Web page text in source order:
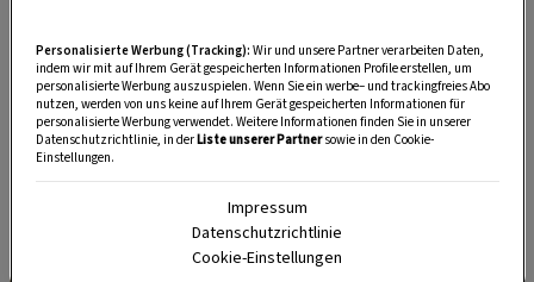
Personalisierte Werbung (Tracking): Wir und unsere Partner verarbeiten Daten,
indem wir mit auf Ihrem Gerät gespeicherten Informationen Profile erstellen, um
personalisierte Werbung auszuspielen. Wenn Sie ein werbe– und trackingfreies Abo
nutzen, werden von uns keine auf Ihrem Gerät gespeicherten Informationen für
personalisierte Werbung verwendet. Weitere Informationen finden Sie in unserer
Datenschutzrichtlinie, in derListe unserer Partnersowie in den Cookie-
Einstellungen.
Impressum
Datenschutzrichtlinie
Cookie-Einstellungen